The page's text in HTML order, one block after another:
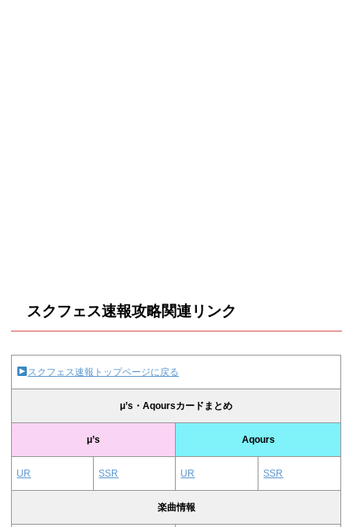
スクフェス速報攻略関連リンク
スクフェス速報トップページに戻る
μ’s・Aqoursカードまとめ
μ’s Aqours
UR SSR UR SSR
楽曲情報